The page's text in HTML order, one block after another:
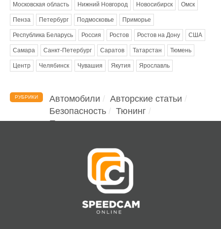
Московская область Нижний Новгород Новосибирск Омск
Пенза Петербург Подмосковье Приморье
Республика Беларусь Россия Ростов Ростов на Дону США
Самара Санкт-Петербург Саратов Татарстан Тюмень
Центр Челябинск Чувашия Якутия Ярославль
РУБРИКИ Автомобили
Авторские статьи
Безопасность
Тюнинг
Помощь водителю